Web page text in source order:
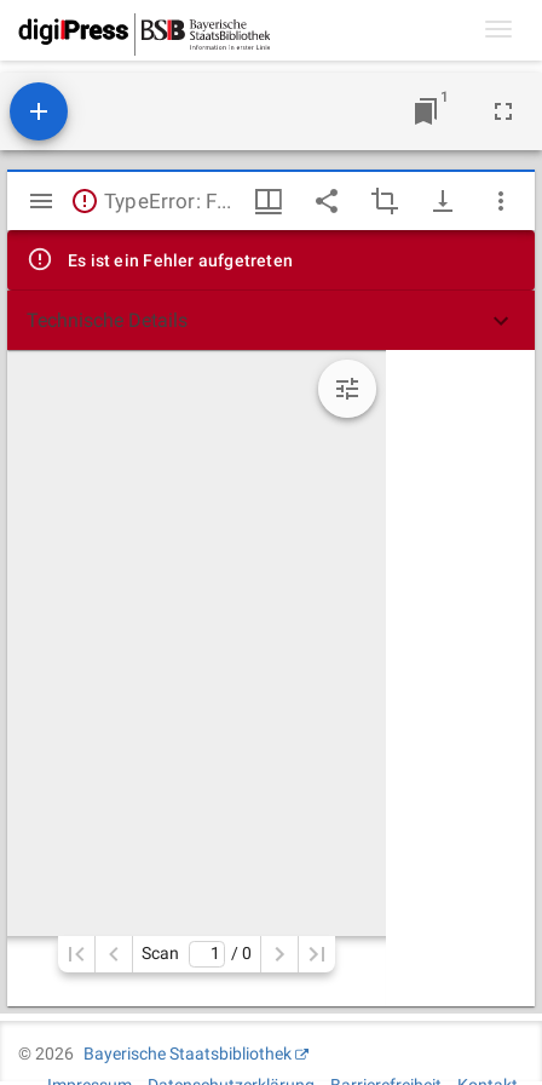
1
Mirador
Viewer
TypeError: Failed to fetch
Es ist ein Fehler aufgetreten
Technische Details
Scan / 0
©2026
Bayerische Staatsbibliothek